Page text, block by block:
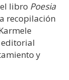
libro Poesia
recopilación
y